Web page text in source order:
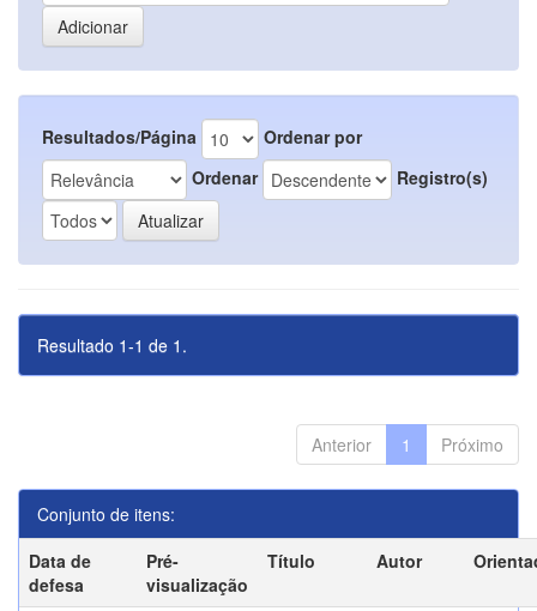
Resultados/Página
Ordenar por
Ordenar
Registro(s)
Resultado 1-1 de 1.
Anterior 1 Próximo
Conjunto de itens:
Data de
defesa
Pré-
visualização
Título Autor